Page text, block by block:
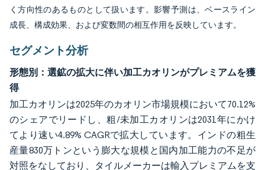
く方向性のあるものとして扱います。影響予測は、ベースライン
成長、構成効果、および変数間の相互作用を反映しています。
セグメント分析
形態別：選鉱の拡大に伴い加工カオリンがプレミアムを獲
得
加工カオリンは2025年のカオリン市場規模において70.12%
のシェアでリードし、粗/未加工カオリンは2031年にかけ
てより速い4.89% CAGRで拡大しています。インドの粗生
産量830万トンという膨大な規模と国内加工能力の不足が
対照をなしており、タイルメーカーは輸入プレミアムを支